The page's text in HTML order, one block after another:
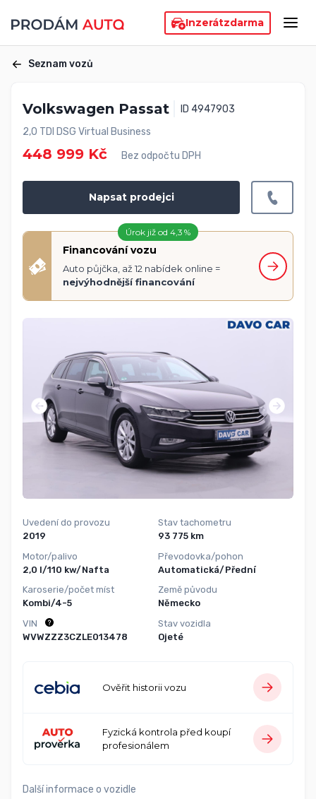
Inzerátzdarma
Seznam vozů
Volkswagen Passat
ID 4947903
2,0 TDI DSG Virtual Business
448 999 Kč Bez odpočtu DPH
Napsat prodejci
Úrok již od 4,3 %
Financování vozu
Auto půjčka, až 12 nabídek online =
nejvýhodnější financování
Uvedení do provozu
2019
Motor/palivo
2,0 l/110 kw/Nafta
Karoserie/počet míst
Kombi/4-5
Stav tachometru
93 775 km
Převodovka/pohon
Automatická/Přední
Země původu
Německo
VIN
WVWZZZ3CZLE013478
Stav vozidla
Ojeté
Ověřit historii vozu
Fyzická kontrola před koupí
profesionálem
Další informace o vozidle